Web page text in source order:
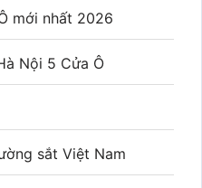
mới nhất 2026
Nội 5 Cửa Ô
sắt Việt Nam